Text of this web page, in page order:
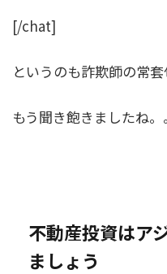
[/chat]
というのも詐欺師の常套
もう聞き飽きましたね。
不動産投資はア
ましょう